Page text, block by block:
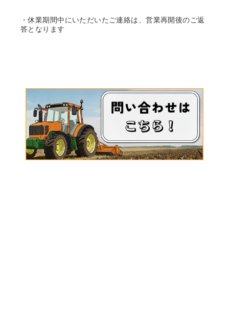
・休業期間中にいただいたご連絡は、営業再開後のご返
答となります